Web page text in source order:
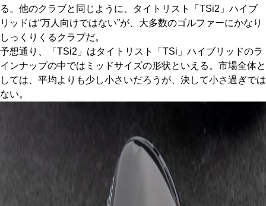
る。他のクラブと同じように、タイトリスト「TSi2」ハイブ
リッドは“万人向けではない”が、大多数のゴルファーにかなり
しっくりくるクラブだ。
予想通り、「TSi2」はタイトリスト「TSi」ハイブリッドのラ
インナップの中ではミッドサイズの形状といえる。市場全体と
しては、平均よりも少し小さいだろうが、決して小さ過ぎでは
ない。